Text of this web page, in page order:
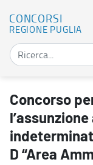
CONCORSI
REGIONE PUGLIA
Concorso per titoli ed
Concorso
D “Area